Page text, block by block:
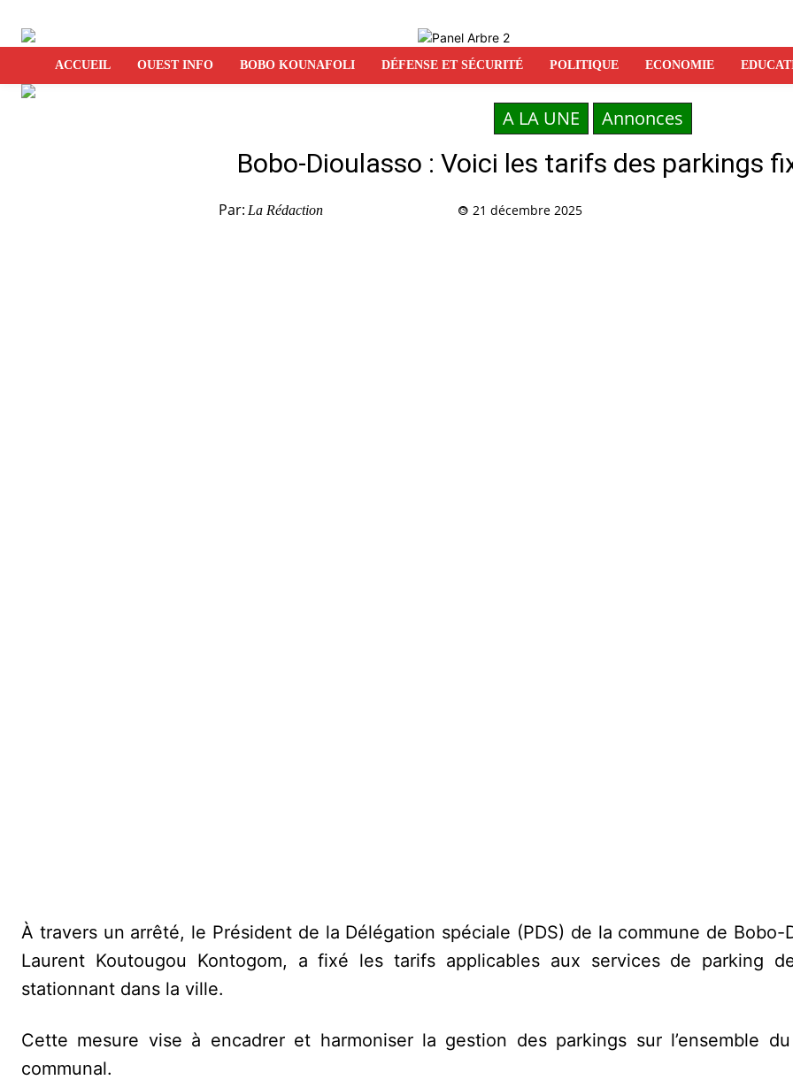
ACCUEIL OUEST INFO BOBO KOUNAFOLI DÉFENSE ET SÉCURITÉ POLITIQUE ECONOMIE
A LA UNE Annonces
Bobo-Dioulasso : Voici les tarifs des parkings
Par: La Rédaction 21 décembre 2025
À travers un arrêté, le Président de la Délégation spéciale (PDS) de la commune de Bobo-
Laurent Koutougou Kontogom, a fixé les tarifs applicables aux services de parking
stationnant dans la ville.
Cette mesure vise à encadrer et harmoniser la gestion des parkings sur l’ensemble
communal.